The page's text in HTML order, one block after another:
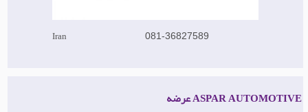
Iran 081-36827589
ASPAR AUTOMOTIVE عرضه